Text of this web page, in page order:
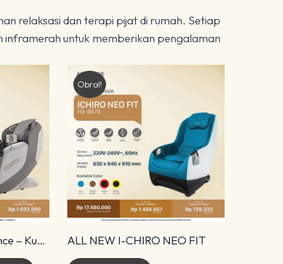
relaksasi dan terapi pijat di rumah. Setiap
inframerah untuk memberikan pengalaman
Amari Diamond Advance – Kursi Pijat Premium dengan Teknologi 4D Modern
Obral!
ALL NEW I-CHIRO NEO FIT